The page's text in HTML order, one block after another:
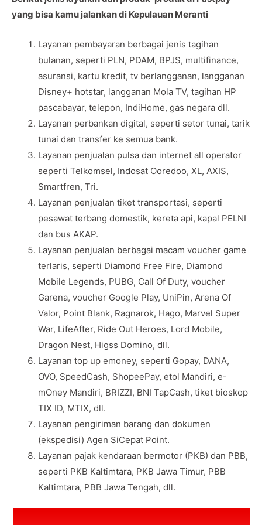
yang bisa kamu jalankan di Kepulauan Meranti
Layanan pembayaran berbagai jenis tagihan
bulanan, seperti PLN, PDAM, BPJS, multifinance,
asuransi, kartu kredit, tv berlangganan, langganan
Disney+ hotstar, langganan Mola TV, tagihan HP
pascabayar, telepon, IndiHome, gas negara dll.
Layanan perbankan digital, seperti setor tunai, tarik
tunai dan transfer ke semua bank.
Layanan penjualan pulsa dan internet all operator
seperti Telkomsel, Indosat Ooredoo, XL, AXIS,
Smartfren, Tri.
Layanan penjualan tiket transportasi, seperti
pesawat terbang domestik, kereta api, kapal PELNI
dan bus AKAP.
Layanan penjualan berbagai macam voucher game
terlaris, seperti Diamond Free Fire, Diamond
Mobile Legends, PUBG, Call Of Duty, voucher
Garena, voucher Google Play, UniPin, Arena Of
Valor, Point Blank, Ragnarok, Hago, Marvel Super
War, LifeAfter, Ride Out Heroes, Lord Mobile,
Dragon Nest, Higss Domino, dll.
Layanan top up emoney, seperti Gopay, DANA,
OVO, SpeedCash, ShopeePay, etol Mandiri, e-
mOney Mandiri, BRIZZI, BNI TapCash, tiket bioskop
TIX ID, MTIX, dll.
Layanan pengiriman barang dan dokumen
(ekspedisi) Agen SiCepat Point.
Layanan pajak kendaraan bermotor (PKB) dan PBB,
seperti PKB Kaltimtara, PKB Jawa Timur, PBB
Kaltimtara, PBB Jawa Tengah, dll.